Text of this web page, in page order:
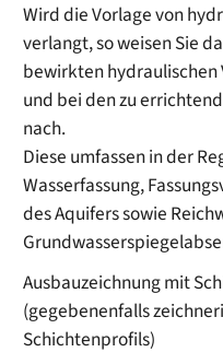
Wird die Vorlage von
verlangt, so weisen Sie
bewirkten hydraulischen
und bei den zu
nach.
Diese umfassen in der
Wasserfassung,
des Aquifers sowie
Ausbauzeichnung mit
(gegebenenfalls
Schichtenprofils)